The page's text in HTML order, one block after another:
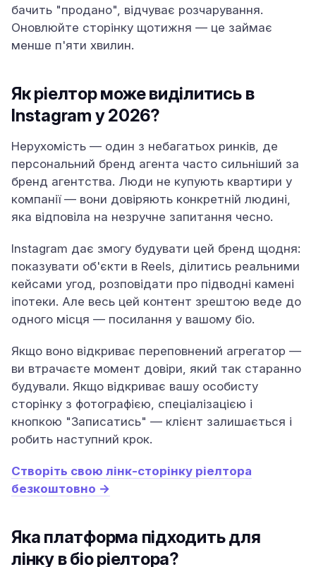
бачить "продано", відчуває розчарування.
Оновлюйте сторінку щотижня — це займає
менше п'яти хвилин.
Як ріелтор може виділитись в
Instagram у 2026?
Нерухомість — один з небагатьох ринків, де
персональний бренд агента часто сильніший за
бренд агентства. Люди не купують квартири у
компанії — вони довіряють конкретній людині,
яка відповіла на незручне запитання чесно.
Instagram дає змогу будувати цей бренд щодня:
показувати об'єкти в Reels, ділитись реальними
кейсами угод, розповідати про підводні камені
іпотеки. Але весь цей контент зрештою веде до
одного місця — посилання у вашому біо.
Якщо воно відкриває переповнений агрегатор —
ви втрачаєте момент довіри, який так старанно
будували. Якщо відкриває вашу особисту
сторінку з фотографією, спеціалізацією і
кнопкою "Записатись" — клієнт залишається і
робить наступний крок.
Створіть свою лінк-сторінку ріелтора
безкоштовно →
Яка платформа підходить для
лінку в біо ріелтора?